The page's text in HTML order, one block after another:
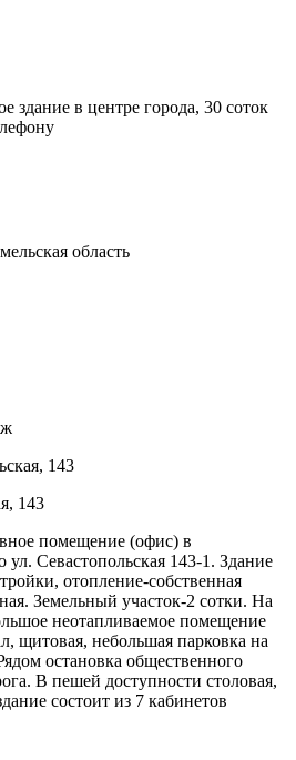
здание в центре города, 30 соток
область
143
143
помещение (офис) в
Севастопольская 143-1. Здание
отопление-собственная
Земельный участок-2 сотки. На
неотапливаемое помещение
щитовая, небольшая парковка на
остановка общественного
В пешей доступности столовая,
состоит из 7 кабинетов